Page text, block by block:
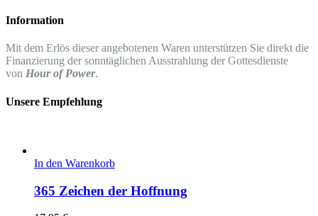
Information
Mit dem Erlös dieser angebotenen Waren unterstützen Sie direkt die
Finanzierung der sonntäglichen Ausstrahlung der Gottesdienste
von Hour of Power.
Unsere Empfehlung
In den Warenkorb
365 Zeichen der Hoffnung